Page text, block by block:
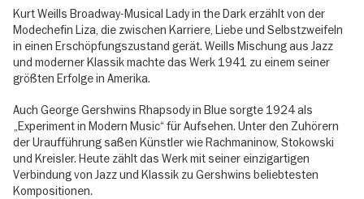
Kurt Weills Broadway-Musical Lady in the Dark erzählt von der
Modechefin Liza, die zwischen Karriere, Liebe und Selbstzweifeln
in einen Erschöpfungszustand gerät. Weills Mischung aus Jazz
und moderner Klassik machte das Werk 1941 zu einem seiner
größten Erfolge in Amerika.
Auch George Gershwins Rhapsody in Blue sorgte 1924 als
„Experiment in Modern Music“ für Aufsehen. Unter den Zuhörern
der Uraufführung saßen Künstler wie Rachmaninow, Stokowski
und Kreisler. Heute zählt das Werk mit seiner einzigartigen
Verbindung von Jazz und Klassik zu Gershwins beliebtesten
Kompositionen.